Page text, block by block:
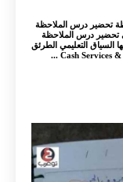
تحضير درس الملاحظة
تحضير درس الملاحظة
السياق التعليمي الطرئق